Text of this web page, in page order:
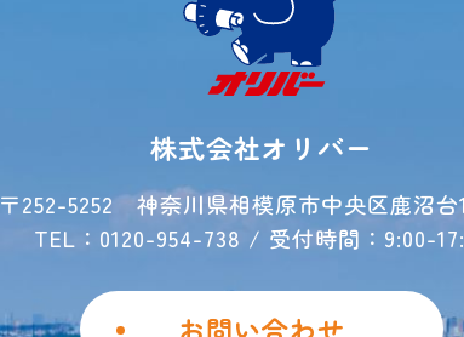
株式会社オリバー
〒252-5252神奈川県相模原市中央区鹿沼台
TEL：0120-954-738 / 受付時間：9:00-
お問い合わせ